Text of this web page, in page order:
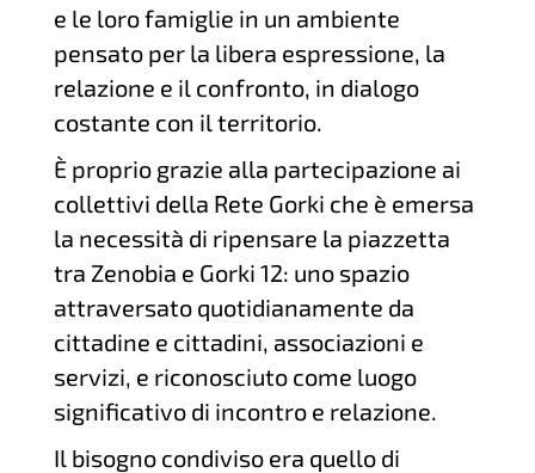
e le loro famiglie in un ambiente
pensato per la libera espressione, la
relazione e il confronto, in dialogo
costante con il territorio.
È proprio grazie alla partecipazione ai
collettivi della Rete Gorki che è emersa
la necessità di ripensare la piazzetta
tra Zenobia e Gorki 12: uno spazio
attraversato quotidianamente da
cittadine e cittadini, associazioni e
servizi, e riconosciuto come luogo
significativo di incontro e relazione.
Il bisogno condiviso era quello di